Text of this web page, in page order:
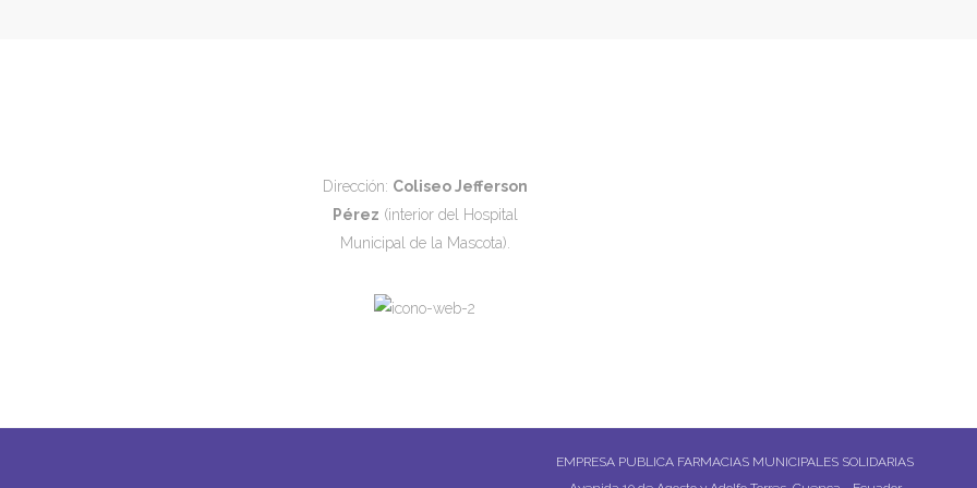
Dirección: Coliseo Jefferson
Pérez (interior del Hospital
Municipal de la Mascota).
EMPRESA PUBLICA FARMACIAS MUNICIPALES SOLIDARIAS